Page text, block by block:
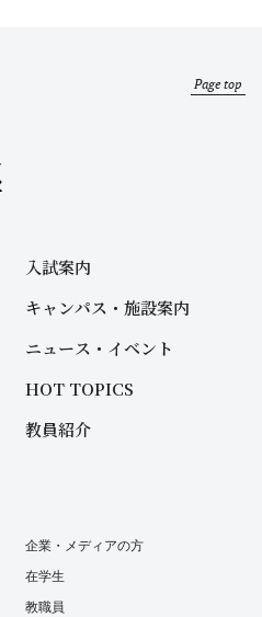
Page top
入試案内
キャンパス・施設案内
ニュース・イベント
HOT TOPICS
教員紹介
企業・メディアの方
在学生
教職員